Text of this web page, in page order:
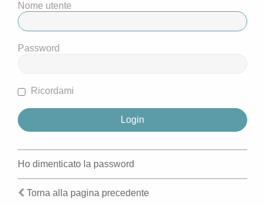
Nome utente
Password
Ricordami
Ho dimenticato la password
Torna alla pagina precedente